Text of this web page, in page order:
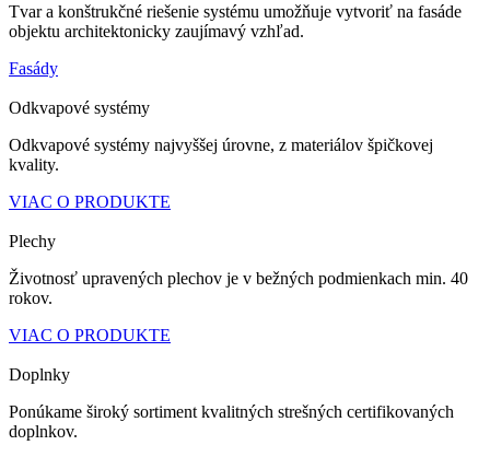
Tvar a konštrukčné riešenie systému umožňuje vytvoriť na fasáde
objektu architektonicky zaujímavý vzhľad.
Fasády
Odkvapové systémy
Odkvapové systémy najvyššej úrovne, z materiálov špičkovej
kvality.
VIAC O PRODUKTE
Plechy
Životnosť upravených plechov je v bežných podmienkach min. 40
rokov.
VIAC O PRODUKTE
Doplnky
Ponúkame široký sortiment kvalitných strešných certifikovaných
doplnkov.